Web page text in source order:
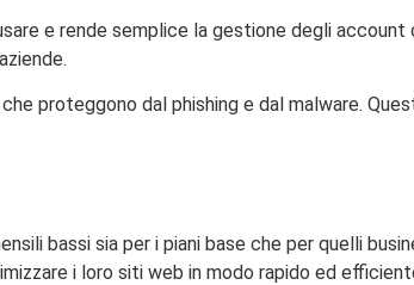
e rende semplice la gestione degli account
proteggono dal phishing e dal malware.
bassi sia per i piani base che per quelli
i loro siti web in modo rapido ed